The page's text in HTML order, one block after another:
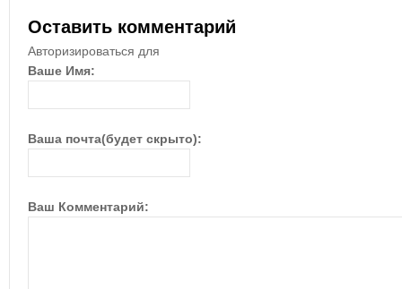
Оставить комментарий
Авторизироваться для
Ваше Имя:
Ваша почта(будет скрыто):
Ваш Комментарий: